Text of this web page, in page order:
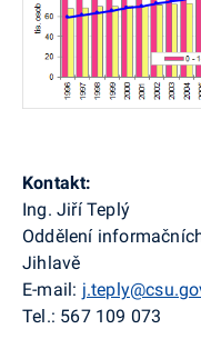
Kontakt:
Ing. JiříTeplý
Oddělení
Jihlavě
E-mail:
Tel.: 567 109 073